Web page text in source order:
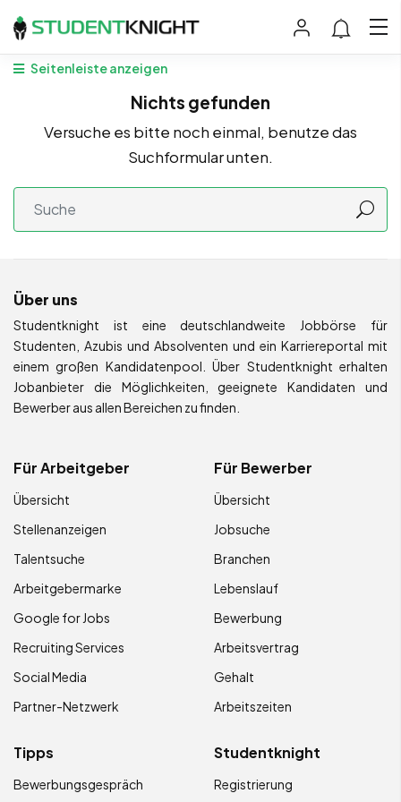
Seitenleiste anzeigen
Nichts gefunden
Versuche es bitte noch einmal, benutze das
Suchformular unten.
Über uns
Studentknight ist eine deutschlandweite Jobbörse für
Studenten, Azubis und Absolventen und ein Karriereportal mit
einem großen Kandidatenpool. Über Studentknight erhalten
Jobanbieter die Möglichkeiten, geeignete Kandidaten und
Bewerber aus allen Bereichen zu finden.
Für Arbeitgeber
Übersicht
Stellenanzeigen
Talentsuche
Arbeitgebermarke
Google for Jobs
Recruiting Services
Social Media
Partner-Netzwerk
Für Bewerber
Übersicht
Jobsuche
Branchen
Lebenslauf
Bewerbung
Arbeitsvertrag
Gehalt
Arbeitszeiten
Tipps
Bewerbungsgespräch
Studentknight
Registrierung